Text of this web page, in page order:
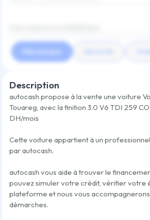
Mécanique
Description
autocash propose à la vente une voiture
Touareg, avec la finition 3.0 V6 TDI 259
DH/mois
Cette voiture appartient à un
par autocash.
autocash vous aide à trouver le
pouvez simuler votre crédit, vérifier votre
plateforme et nous vous
démarches.